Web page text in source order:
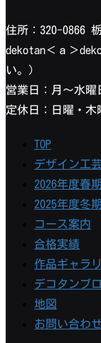
住所：320-0866
dekotan＜ａ＞
い。）
営業日：月〜水
定休日：日曜・木
TOP
デザイン工
2026年度春
2025年度冬
コース案内
合格実績
作品ギャラ
デコタンブ
地図
お問い合わせ